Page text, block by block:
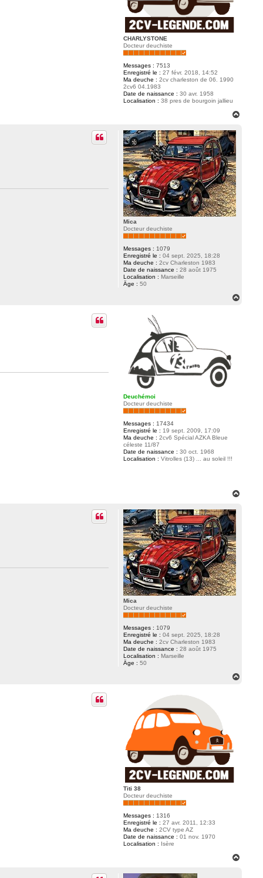
CHARLYSTONE
Docteur deuchiste
Messages : 7513
Enregistré le : 27 févr. 2018, 14:52
Ma deuche : 2cv charleston de 06. 1990
2cv6 04.1983
Date de naissance : 30 avr. 1958
Localisation : 38 pres de bourgoin jallieu
Mica
Docteur deuchiste
Messages : 1079
Enregistré le : 04 sept. 2025, 18:28
Ma deuche : 2cv Charleston 1983
Date de naissance : 28 août 1975
Localisation : Marseille
Âge : 50
Deuchémoi
Docteur deuchiste
Messages : 17434
Enregistré le : 19 sept. 2009, 17:09
Ma deuche : 2cv6 Spécial AZKA Bleue
céleste 11/87
Date de naissance : 30 oct. 1968
Localisation : Vitrolles (13) ... au soleil !!!
Mica
Docteur deuchiste
Messages : 1079
Enregistré le : 04 sept. 2025, 18:28
Ma deuche : 2cv Charleston 1983
Date de naissance : 28 août 1975
Localisation : Marseille
Âge : 50
Titi 38
Docteur deuchiste
Messages : 1316
Enregistré le : 27 avr. 2011, 12:33
Ma deuche : 2CV type AZ
Date de naissance : 01 nov. 1970
Localisation : Isère